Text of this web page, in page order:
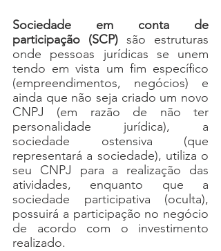
Sociedade em conta de
participação (SCP) são estruturas
onde pessoas jurídicas se unem
tendo em vista um fim específico
(empreendimentos, negócios) e
ainda que não seja criado um novo
CNPJ (em razão de não ter
personalidade jurídica), a
sociedade ostensiva (que
representará a sociedade), utiliza o
seu CNPJ para a realização das
atividades, enquanto que a
sociedade participativa (oculta),
possuirá a participação no negócio
de acordo com o investimento
realizado.